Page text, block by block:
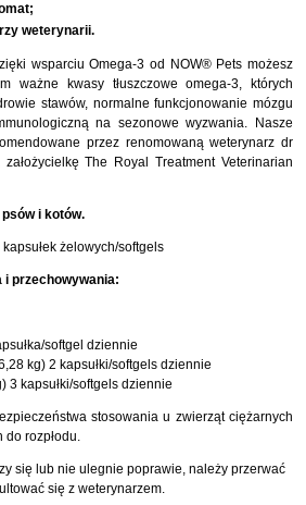
weterynarii.
wsparciu Omega-3 od NOW® Pets możesz
ważne kwasy tłuszczowe omega-3, których
stawów, normalne funkcjonowanie mózgu
na sezonowe wyzwania. Nasze
przez renomowaną weterynarz dr
The Royal Treatment Veterinarian
psów i kotów.
kapsułek żelowych/softgels
i przechowywania:
softgel dziennie
kg) 2 kapsułki/softgels dziennie
3 kapsułki/softgels dziennie
stosowania u zwierząt ciężarnych
do rozpłodu.
się lub nie ulegnie poprawie, należy przerwać
się z weterynarzem.